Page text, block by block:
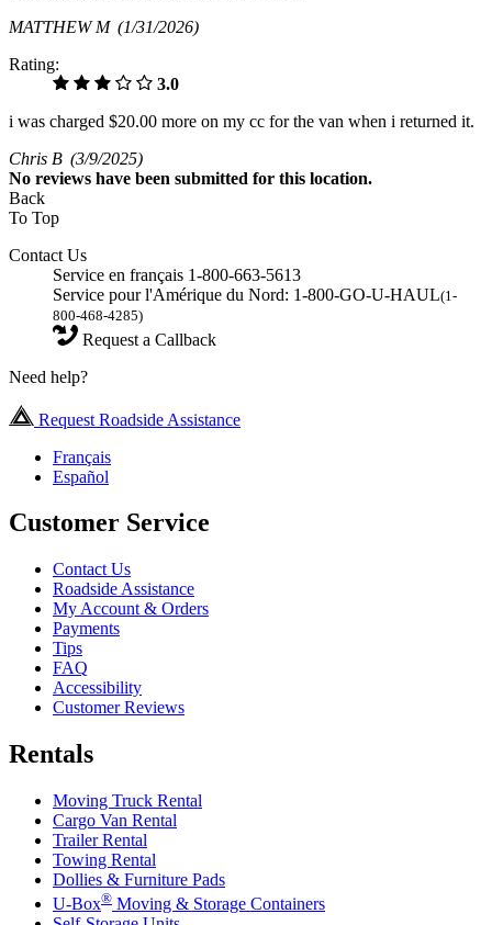
MATTHEW M (1/31/2026)
Rating:
3.0
i was charged $20.00 more on my cc for the van when i returned it.
Chris B (3/9/2025)
No reviews have been submitted for this location.
Back
To Top
Contact Us
Service en français 1-800-663-5613
Service pour l'Amérique du Nord: 1-800-GO-U-HAUL(1-
800-468-4285)
Request a Callback
Need help?
Request Roadside Assistance
Français
Español
Customer Service
Contact Us
Roadside Assistance
My Account & Orders
Payments
Tips
FAQ
Accessibility
Customer Reviews
Rentals
Moving Truck Rental
Cargo Van Rental
Trailer Rental
Towing Rental
Dollies & Furniture Pads
U-Box® Moving & Storage Containers